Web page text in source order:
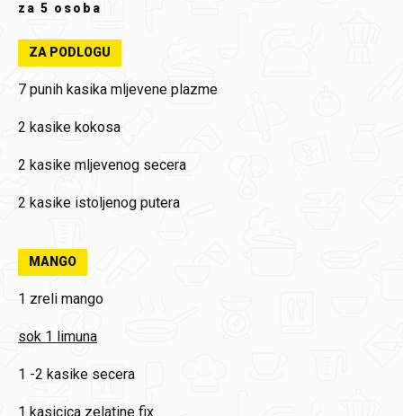
za 5 osoba
ZA PODLOGU
7 punih kasika mljevene plazme
2 kasike kokosa
2 kasike mljevenog secera
2 kasike istoljenog putera
MANGO
1 zreli mango
sok 1 limuna
1 -2 kasike secera
1 kasicica zelatine fix